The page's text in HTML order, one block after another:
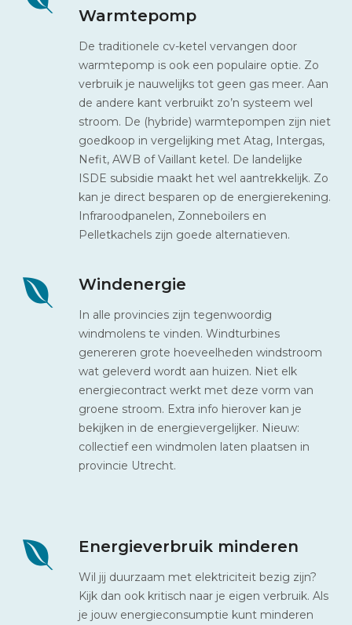
Warmtepomp
De traditionele cv-ketel vervangen door
warmtepomp is ook een populaire optie. Zo
verbruik je nauwelijks tot geen gas meer. Aan
de andere kant verbruikt zo’n systeem wel
stroom. De (hybride) warmtepompen zijn niet
goedkoop in vergelijking met Atag, Intergas,
Nefit, AWB of Vaillant ketel. De landelijke
ISDE subsidie maakt het wel aantrekkelijk. Zo
kan je direct besparen op de energierekening.
Infraroodpanelen, Zonneboilers en
Pelletkachels zijn goede alternatieven.
Windenergie
In alle provincies zijn tegenwoordig
windmolens te vinden. Windturbines
genereren grote hoeveelheden windstroom
wat geleverd wordt aan huizen. Niet elk
energiecontract werkt met deze vorm van
groene stroom. Extra info hierover kan je
bekijken in de energievergelijker. Nieuw:
collectief een windmolen laten plaatsen in
provincie Utrecht.
Energieverbruik minderen
Wil jij duurzaam met elektriciteit bezig zijn?
Kijk dan ook kritisch naar je eigen verbruik. Als
je jouw energieconsumptie kunt minderen